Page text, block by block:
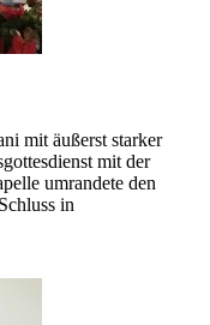
mit äußerst starker
mit der
umrandete den
in